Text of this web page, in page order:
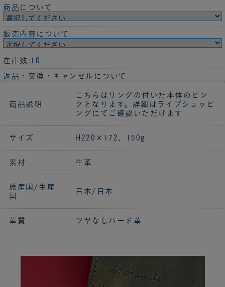
商品について
販売内容について
在庫数:10
返品・交換・キャンセルについて
商品説明
こちらはリングの付いた本体のピン
クとなります。詳細はライブショッピ
ングにてご確認いただけます
サイズ H220×172、150g
素材 牛革
原産国/生産
国
日本/日本
革質 ツヤなしハード革